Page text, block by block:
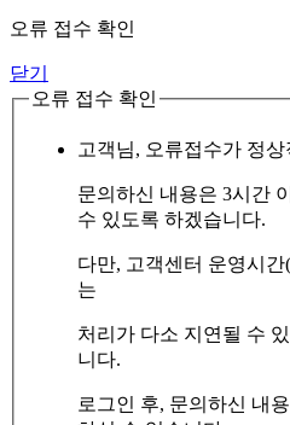
오류 접수 확인
닫기
오류 접수 확인
고객님, 오류접수가 정
문의하신 내용은 3시간
수 있도록 하겠습니다.
다만, 고객센터 운영시간
는
처리가 다소 지연될 수
니다.
로그인 후, 문의하신 내